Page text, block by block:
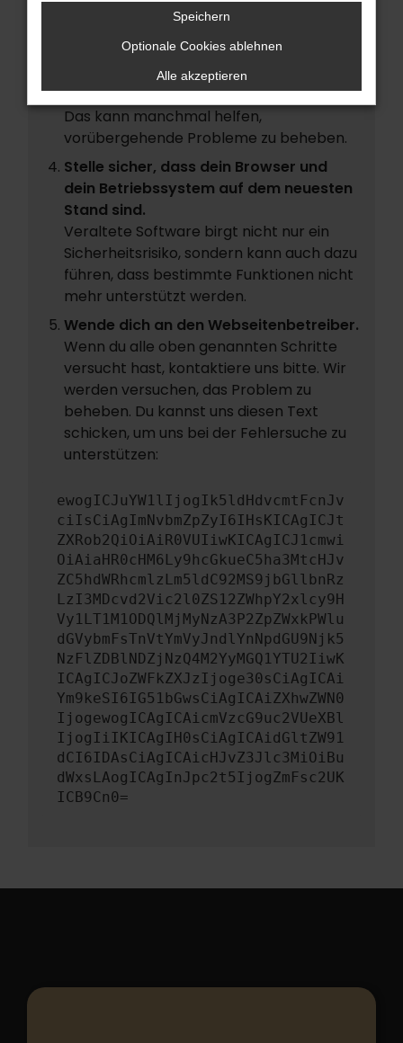
bestimmter Seiten verhindern.
Funktioniert die Seite in einem anderen
Browser oder in einem privaten Fenster?
Starte dein Gerät neu.
Das kann manchmal helfen,
vorübergehende Probleme zu beheben.
Stelle sicher, dass dein Browser und
dein Betriebssystem auf dem neuesten
Stand sind.
Veraltete Software birgt nicht nur ein
Sicherheitsrisiko, sondern kann auch dazu
führen, dass bestimmte Funktionen nicht
mehr unterstützt werden.
Wende dich an den Webseitenbetreiber.
Wenn du alle oben genannten Schritte
versucht hast, kontaktiere uns bitte. Wir
werden versuchen, das Problem zu
beheben. Du kannst uns diesen Text
schicken, um uns bei der Fehlersuche zu
unterstützen:
ewogICJuYW1lIjogIk5ldHdvcmtFcnJv
ciIsCiAgImNvbmZpZyI6IHsKICAgICJt
ZXRob2QiOiAiR0VUIiwKICAgICJ1cmwi
OiAiaHR0cHM6Ly9hcGkueC5ha3MtcHJv
ZC5hdWRhcmlzLm5ldC92MS9jbGllbnRz
LzI3MDcvd2Vic2l0ZS12ZWhpY2xlcy9H
Vy1LT1M1ODQlMjMyNzA3P2ZpZWxkPWlu
dGVybmFsTnVtYmVyJndlYnNpdGU9Njk5
NzFlZDBlNDZjNzQ4M2YyMGQ1YTU2IiwK
ICAgICJoZWFkZXJzIjoge30sCiAgICAi
Ym9keSI6IG51bGwsCiAgICAiZXhwZWN0
IjogewogICAgICAicmVzcG9uc2VUeXBl
IjogIiIKICAgIH0sCiAgICAidGltZW91
dCI6IDAsCiAgICAicHJvZ3Jlc3MiOiBu
dWxsLAogICAgInJpc2t5IjogZmFsc2UK
ICB9Cn0=
Speichern
Optionale Cookies ablehnen
Alle akzeptieren